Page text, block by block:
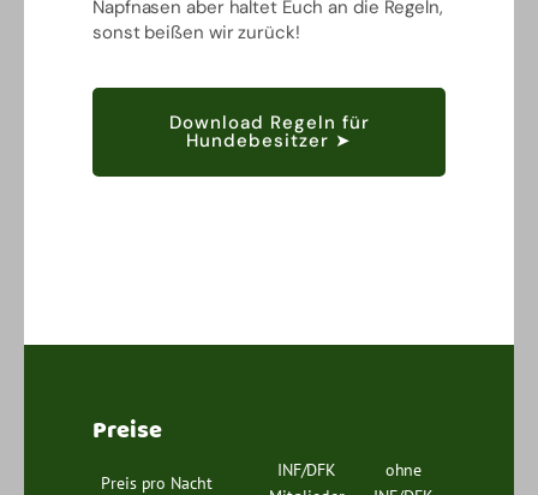
Napfnasen aber haltet Euch an die Regeln,
sonst beißen wir zurück!
Download Regeln für
Hundebesitzer ➤
Preise
Preis pro Nacht
INF/DFK
ohne